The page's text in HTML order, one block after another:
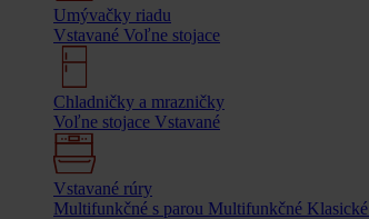
Umývačky riadu
Vstavané Voľne stojace
Chladničky a mrazničky
Voľne stojace Vstavané
Vstavané rúry
Multifunkčné s parou Multifunkčné Klasické